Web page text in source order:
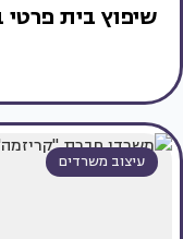
שיפוץ בית
עיצוב משרדים